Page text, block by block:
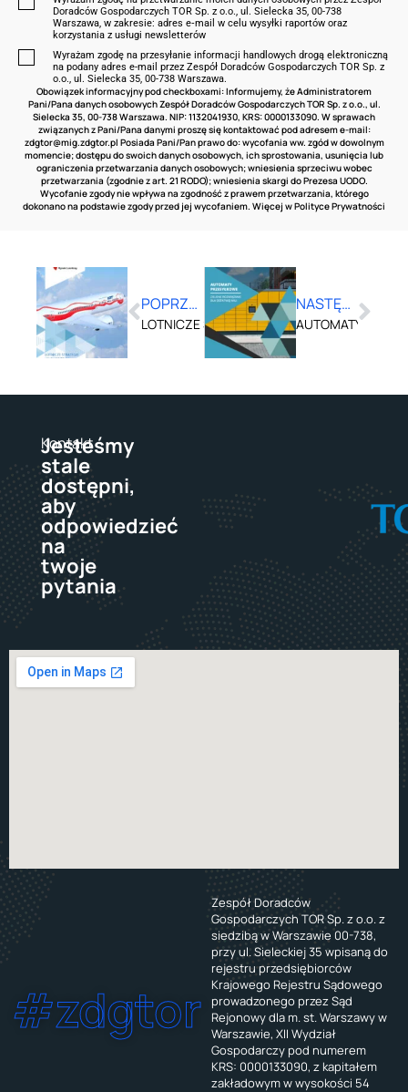
Doradców Gospodarczych TOR Sp. z o.o., ul. Sielecka 35, 00-738
Warszawa, w zakresie: adres e‑mail w celu wysyłki raportów oraz
korzystania z usługi newsletterów
Wyrażam zgodę na przesyłanie informacji handlowych drogą elektroniczną
na podany adres e-mail przez Zespół Doradców Gospodarczych TOR Sp. z
o.o., ul. Sielecka 35, 00-738 Warszawa.
Obowiązek informacyjny pod checkboxami: Informujemy, że Administratorem
Pani/Pana danych osobowych Zespół Doradców Gospodarczych TOR Sp. z o.o., ul.
Sielecka 35, 00-738 Warszawa. NIP: 1132041930, KRS: 0000133090. W sprawach
związanych z Pani/Pana danymi proszę się kontaktować pod adresem e-mail:
zdgtor@mig.zdgtor.pl Posiada Pani/Pan prawo do: wycofania ww. zgód w dowolnym
momencie; dostępu do swoich danych osobowych, ich sprostowania, usunięcia lub
ograniczenia przetwarzania danych osobowych; wniesienia sprzeciwu wobec
przetwarzania (zgodnie z art. 21 RODO); wniesienia skargi do Prezesa UODO.
Wycofanie zgody nie wpływa na zgodność z prawem przetwarzania, którego
dokonano na podstawie zgody przed jej wycofaniem. Więcej wPolityce Prywatności
POPRZEDNI
LOTNICZE STRATEGIE WYCHODZENIA Z
NASTĘPNY
AUTOMATY
Kontakt
Jesteśmy
stale
dostępni,
aby
odpowiedzieć
na
twoje
pytania
#zdgtor
Zespół Doradców
Gospodarczych TOR Sp. z o.o. z
siedzibą w Warszawie 00-738,
przy ul. Sieleckiej 35 wpisaną do
rejestru przedsiębiorców
Krajowego Rejestru Sądowego
prowadzonego przez Sąd
Rejonowy dla m. st. Warszawy w
Warszawie, XII Wydział
Gospodarczy pod numerem
KRS: 0000133090, z kapitałem
zakładowym w wysokości 54